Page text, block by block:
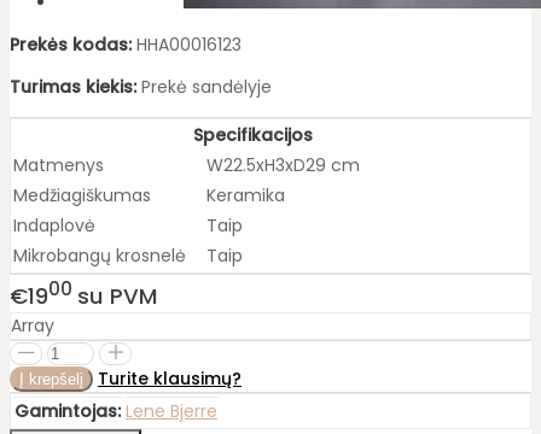
Prekės kodas: HHA00016123
Turimas kiekis: Prekė sandėlyje
Specifikacijos
Matmenys
W22.5xH3xD29 cm
Medžiagiškumas
Keramika
Indaplovė
Taip
Mikrobangų krosnelė
Taip
€1900 su PVM
Array
Turite klausimų?
Gamintojas: Lene Bjerre